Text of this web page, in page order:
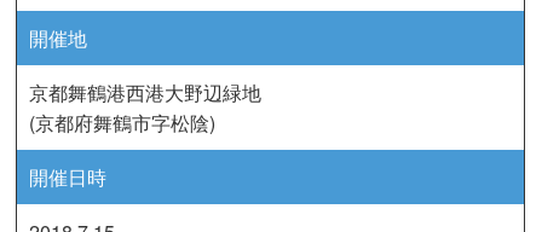
開催地
京都舞鶴港西港大野辺緑地
(京都府舞鶴市字松陰)
開催日時